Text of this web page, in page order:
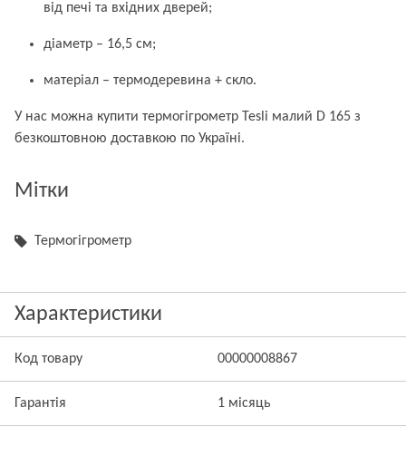
від печі та вхідних дверей;
діаметр – 16,5 см;
матеріал – термодеревина + скло.
У нас можна купити термогігрометр Tesli малий D 165 з
безкоштовною доставкою по Україні.
Мітки
Термогігрометр
Характеристики
Код товару 00000008867
Гарантія 1 місяць